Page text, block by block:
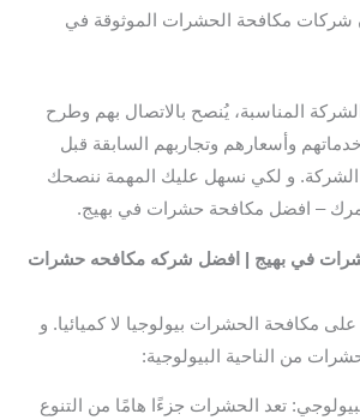
مكافحة الحشرات الموثوقة في
المناسبة، يُنصح بالاتصال بهم وطرح
وأسعارهم وتجاربهم السابقة قبل
الشركة. و لكي نسهل عليك المهمة ننصحك
– افضل مكافحة حشرات في بهيج.
في بهيج | افضل شركه مكافحه حشرات
مكافحة الحشرات بيولوجيا لا كميائيا. و
من الناحية البيولوجية:
تعد الحشرات جزءًا هامًا من التنوع